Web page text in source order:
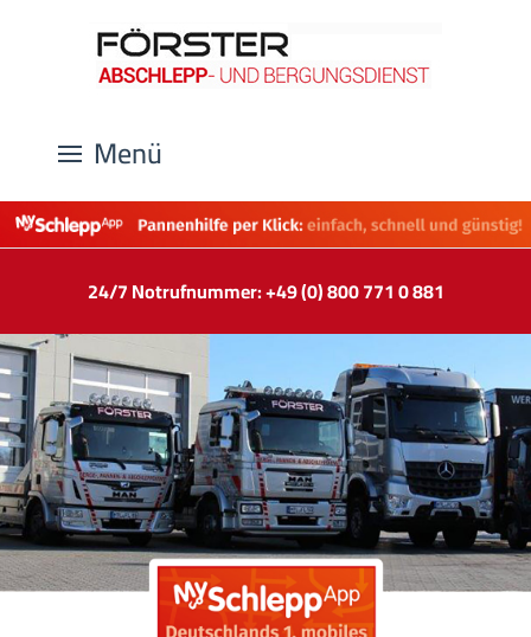
Menü
24/7 Notrufnummer: +49 (0) 800 771 0 881